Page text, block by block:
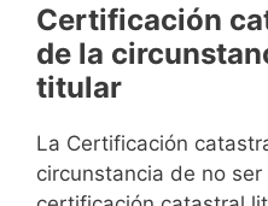
Certificación
de la
titular
La Certificación
circunstancia de no